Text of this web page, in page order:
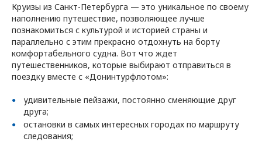
Круизы из Санкт-Петербурга — это уникальное по своему
наполнению путешествие, позволяющее лучше
познакомиться с культурой и историей страны и
параллельно с этим прекрасно отдохнуть на борту
комфортабельного судна. Вот что ждет
путешественников, которые выбирают отправиться в
поездку вместе с «Донинтурфлотом»:
удивительные пейзажи, постоянно сменяющие друг
друга;
остановки в самых интересных городах по маршруту
следования;